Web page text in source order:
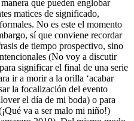
que pueden englobar
matices de significado,
No es este el momento
sí que conviene recordar
de tiempo prospectivo, sino
(No voy a discutir
significar el final de una serie
ir a morir a la orilla ‘acabar
la focalización del evento
el día de mi boda) o para
¡Qué va a ser malo mi niño!)